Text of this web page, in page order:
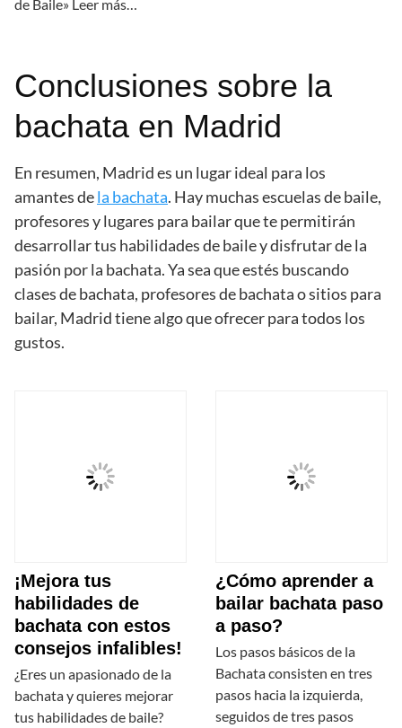
de Baile» Leer más…
Conclusiones sobre la
bachata en Madrid
En resumen, Madrid es un lugar ideal para los
amantes dela bachata. Hay muchas escuelas de baile,
profesores y lugares para bailar que te permitirán
desarrollar tus habilidades de baile y disfrutar de la
pasión por la bachata. Ya sea que estés buscando
clases de bachata, profesores de bachata o sitios para
bailar, Madrid tiene algo que ofrecer para todos los
gustos.
¡Mejora tus
habilidades de
bachata con estos
consejos infalibles!
¿Eres un apasionado de la
bachata y quieres mejorar
tus habilidades de baile?
¿Cómo aprender a
bailar bachata paso
a paso?
Los pasos básicos de la
Bachata consisten en tres
pasos hacia la izquierda,
seguidos de tres pasos